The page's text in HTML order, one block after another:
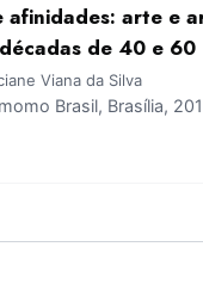
afinidades: arte e
de 40 e 60
Viana da Silva
Brasil, Brasília,